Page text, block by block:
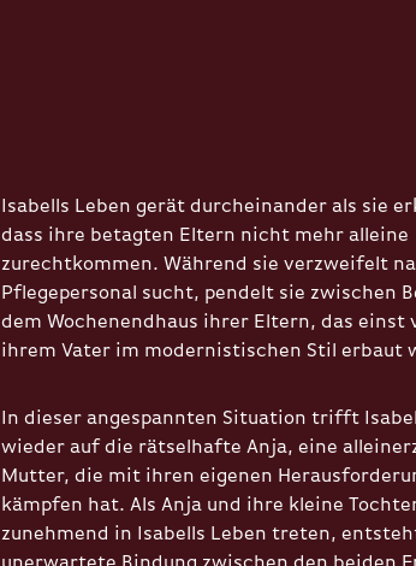
Isabells Leben gerät durcheinander als sie
dass ihre betagten Eltern nicht mehr alleine
zurechtkommen. Während sie verzweifelt
Pflegepersonal sucht, pendelt sie zwischen
dem Wochenendhaus ihrer Eltern, das einst
ihrem Vater im modernistischen Stil erbaut
In dieser angespannten Situation trifft
wieder auf die rätselhafte Anja, eine
Mutter, die mit ihren eigenen
kämpfen hat. Als Anja und ihre kleine
zunehmend in Isabells Leben treten,